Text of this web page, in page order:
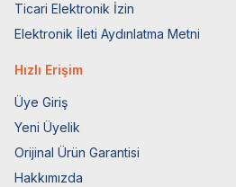
Ticari Elektronik İzin
Elektronik İleti Aydınlatma Metni
Hızlı Erişim
Üye Giriş
Yeni Üyelik
Orijinal Ürün Garantisi
Hakkımızda